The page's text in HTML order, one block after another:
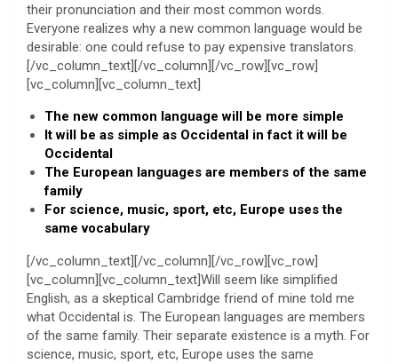
their pronunciation and their most common words.
Everyone realizes why a new common language would be
desirable: one could refuse to pay expensive translators.
[/vc_column_text][/vc_column][/vc_row][vc_row]
[vc_column][vc_column_text]
The new common language will be more simple
It will be as simple as Occidental in fact it will be
Occidental
The European languages are members of the same
family
For science, music, sport, etc, Europe uses the
same vocabulary
[/vc_column_text][/vc_column][/vc_row][vc_row]
[vc_column][vc_column_text]Will seem like simplified
English, as a skeptical Cambridge friend of mine told me
what Occidental is. The European languages are members
of the same family. Their separate existence is a myth. For
science, music, sport, etc, Europe uses the same